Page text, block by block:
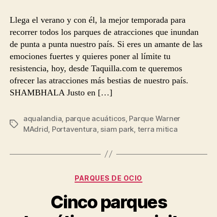
Llega el verano y con él, la mejor temporada para
recorrer todos los parques de atracciones que inundan
de punta a punta nuestro país. Si eres un amante de las
emociones fuertes y quieres poner al límite tu
resistencia, hoy, desde Taquilla.com te queremos
ofrecer las atracciones más bestias de nuestro país.
SHAMBHALA Justo en […]
Etiquetas
aqualandia parque acuáticos, Parque Warner
MAdrid Portaventura siam park terra mitica
Categorías
PARQUES DE OCIO
Cinco parques